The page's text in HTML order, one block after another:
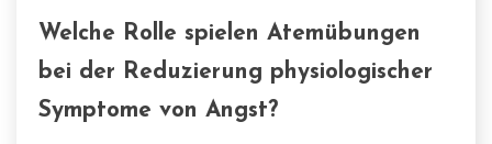
Welche Rolle spielen Atemübungen
bei der Reduzierung physiologischer
Symptome von Angst?